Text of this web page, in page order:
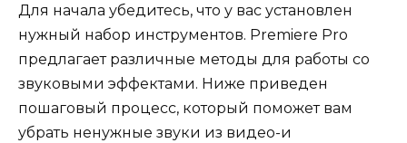
Для начала убедитесь, что у вас установлен
нужный набор инструментов. Premiere Pro
предлагает различные методы для работы со
звуковыми эффектами. Ниже приведен
пошаговый процесс, который поможет вам
убрать ненужные звуки из видео-и